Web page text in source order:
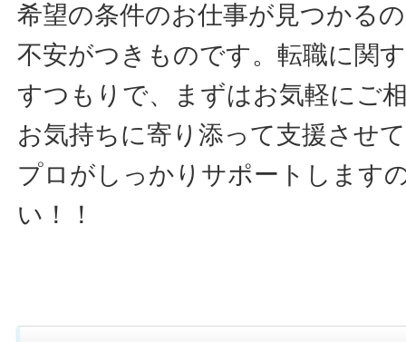
希望の条件のお仕事が見つかる
不安がつきものです。転職に関
すつもりで、まずはお気軽にご
お気持ちに寄り添って支援させ
プロがしっかりサポートします
い！！